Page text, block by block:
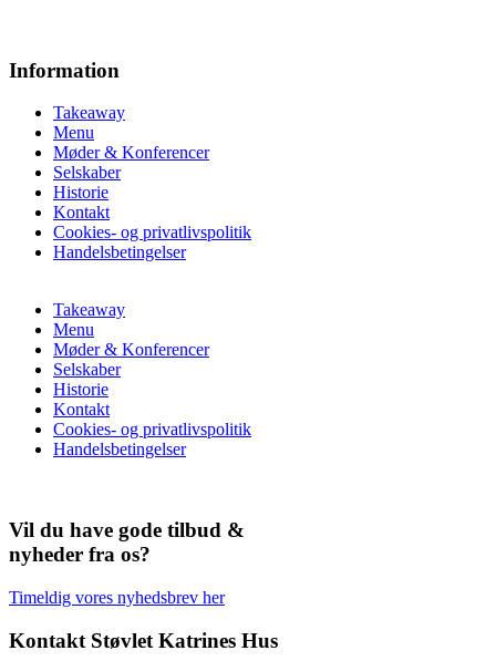
Information
Takeaway
Menu
Møder & Konferencer
Selskaber
Historie
Kontakt
Cookies- og privatlivspolitik
Handelsbetingelser
Takeaway
Menu
Møder & Konferencer
Selskaber
Historie
Kontakt
Cookies- og privatlivspolitik
Handelsbetingelser
Vil du have gode tilbud &
nyheder fra os?
Timeldig vores nyhedsbrev her
Kontakt Støvlet Katrines Hus